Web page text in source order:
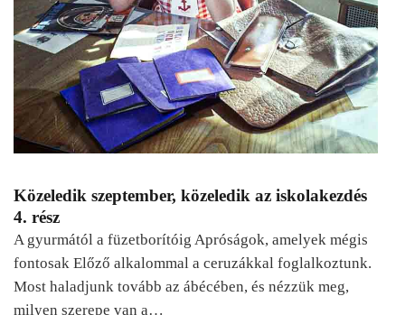
Közeledik szeptember, közeledik az iskolakezdés
4. rész
A gyurmától a füzetborítóig Apróságok, amelyek mégis
fontosak Előző alkalommal a ceruzákkal foglalkoztunk.
Most haladjunk tovább az ábécében, és nézzük meg,
milyen szerepe van a…